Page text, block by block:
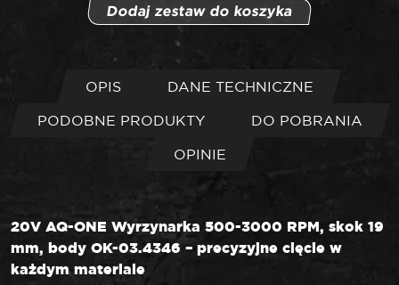
Dodaj zestaw do koszyka
OPIS
DANE TECHNICZNE
PODOBNE PRODUKTY
DO POBRANIA
OPINIE
20V AQ-ONE Wyrzynarka 500-3000 RPM, skok 19
mm, body OK-03.4346 – precyzyjne cięcie w
każdym materiale